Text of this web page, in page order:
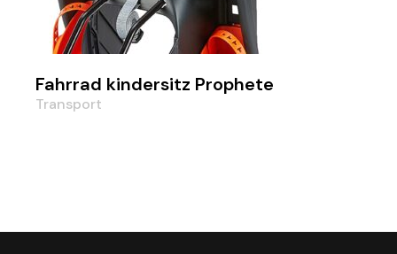
Fahrrad kindersitz Prophete
Transport